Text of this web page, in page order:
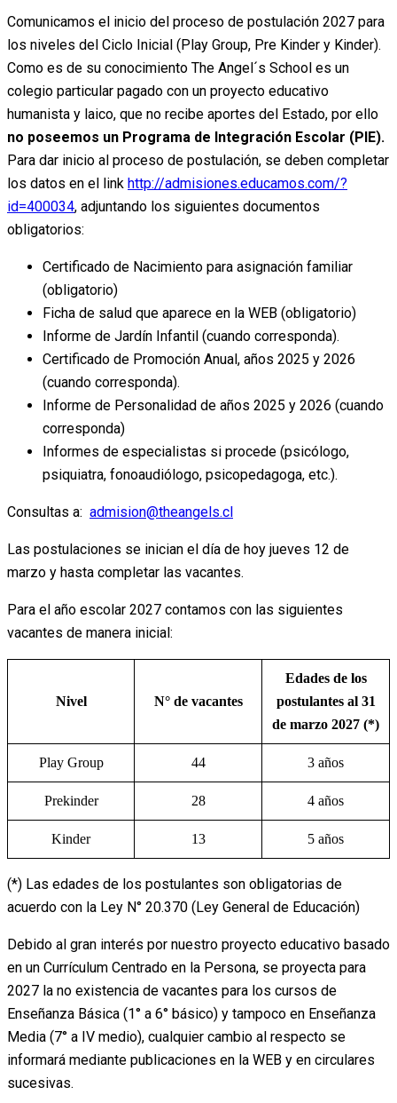
Comunicamos el inicio del proceso de postulación 2027 para
los niveles del Ciclo Inicial (Play Group, Pre Kinder y Kinder).
Como es de su conocimiento The Angel´s School es un
colegio particular pagado con un proyecto educativo
humanista y laico, que no recibe aportes del Estado, por ello
no poseemos un Programa de Integración Escolar (PIE).
Para dar inicio al proceso de postulación, se deben completar
los datos en el link http://admisiones.educamos.com/?
id=400034, adjuntando los siguientes documentos
obligatorios:
Certificado de Nacimiento para asignación familiar
(obligatorio)
Ficha de salud que aparece en la WEB (obligatorio)
Informe de Jardín Infantil (cuando corresponda).
Certificado de Promoción Anual, años 2025 y 2026
(cuando corresponda).
Informe de Personalidad de años 2025 y 2026 (cuando
corresponda)
Informes de especialistas si procede (psicólogo,
psiquiatra, fonoaudiólogo, psicopedagoga, etc.).
Consultas a: admision@theangels.cl
Las postulaciones se inician el día de hoy jueves 12 de
marzo y hasta completar las vacantes.
Para el año escolar 2027 contamos con las siguientes
vacantes de manera inicial:
Nivel N° de vacantes
Edades de los
postulantes al 31
de marzo 2027 (*)
Play Group 44 3 años
Prekinder 28 4 años
Kinder 13 5 años
(*) Las edades de los postulantes son obligatorias de
acuerdo con la Ley N° 20.370 (Ley General de Educación)
Debido al gran interés por nuestro proyecto educativo basado
en un Currículum Centrado en la Persona, se proyecta para
2027 la no existencia de vacantes para los cursos de
Enseñanza Básica (1° a 6° básico) y tampoco en Enseñanza
Media (7° a IV medio), cualquier cambio al respecto se
informará mediante publicaciones en la WEB y en circulares
sucesivas.